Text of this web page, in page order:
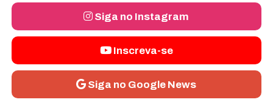
Siga no Instagram
Inscreva-se
Siga no Google News